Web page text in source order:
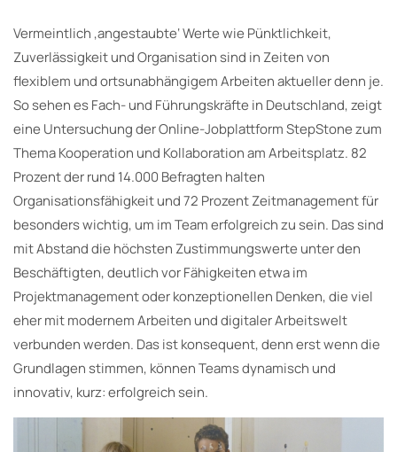
Vermeintlich ‚angestaubte‘ Werte wie Pünktlichkeit,
Zuverlässigkeit und Organisation sind in Zeiten von
flexiblem und ortsunabhängigem Arbeiten aktueller denn je.
So sehen es Fach- und Führungskräfte in Deutschland, zeigt
eine Untersuchung der Online-Jobplattform StepStone zum
Thema Kooperation und Kollaboration am Arbeitsplatz. 82
Prozent der rund 14.000 Befragten halten
Organisationsfähigkeit und 72 Prozent Zeitmanagement für
besonders wichtig, um im Team erfolgreich zu sein. Das sind
mit Abstand die höchsten Zustimmungswerte unter den
Beschäftigten, deutlich vor Fähigkeiten etwa im
Projektmanagement oder konzeptionellen Denken, die viel
eher mit modernem Arbeiten und digitaler Arbeitswelt
verbunden werden. Das ist konsequent, denn erst wenn die
Grundlagen stimmen, können Teams dynamisch und
innovativ, kurz: erfolgreich sein.